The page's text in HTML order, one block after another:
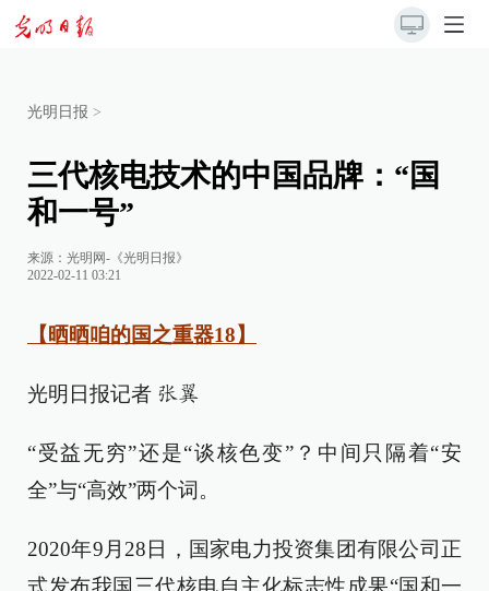
光明日报 >
三代核电技术的中国品牌：“国
和一号”
来源： 光明网-《光明日报》
2022-02-11 03:21
【晒晒咱的国之重器18】
光明日报记者 张翼
“受益无穷”还是“谈核色变”？中间只隔着“安
全”与“高效”两个词。
2020年9月28日，国家电力投资集团有限公司正
式发布我国三代核电自主化标志性成果“国和一